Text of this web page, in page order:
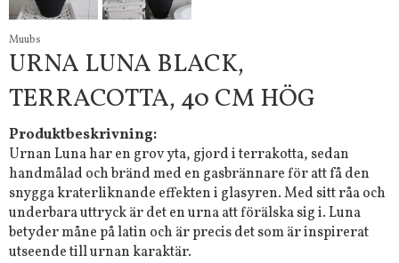
Muubs
URNA LUNA BLACK,
TERRACOTTA, 40 CM HÖG
Produktbeskrivning:
Urnan Luna har en grov yta, gjord i terrakotta, sedan
handmålad och bränd med en gasbrännare för att få den
snygga kraterliknande effekten i glasyren. Med sitt råa och
underbara uttryck är det en urna att förälska sig i. Luna
betyder måne på latin och är precis det som är inspirerat
utseende till urnan karaktär.